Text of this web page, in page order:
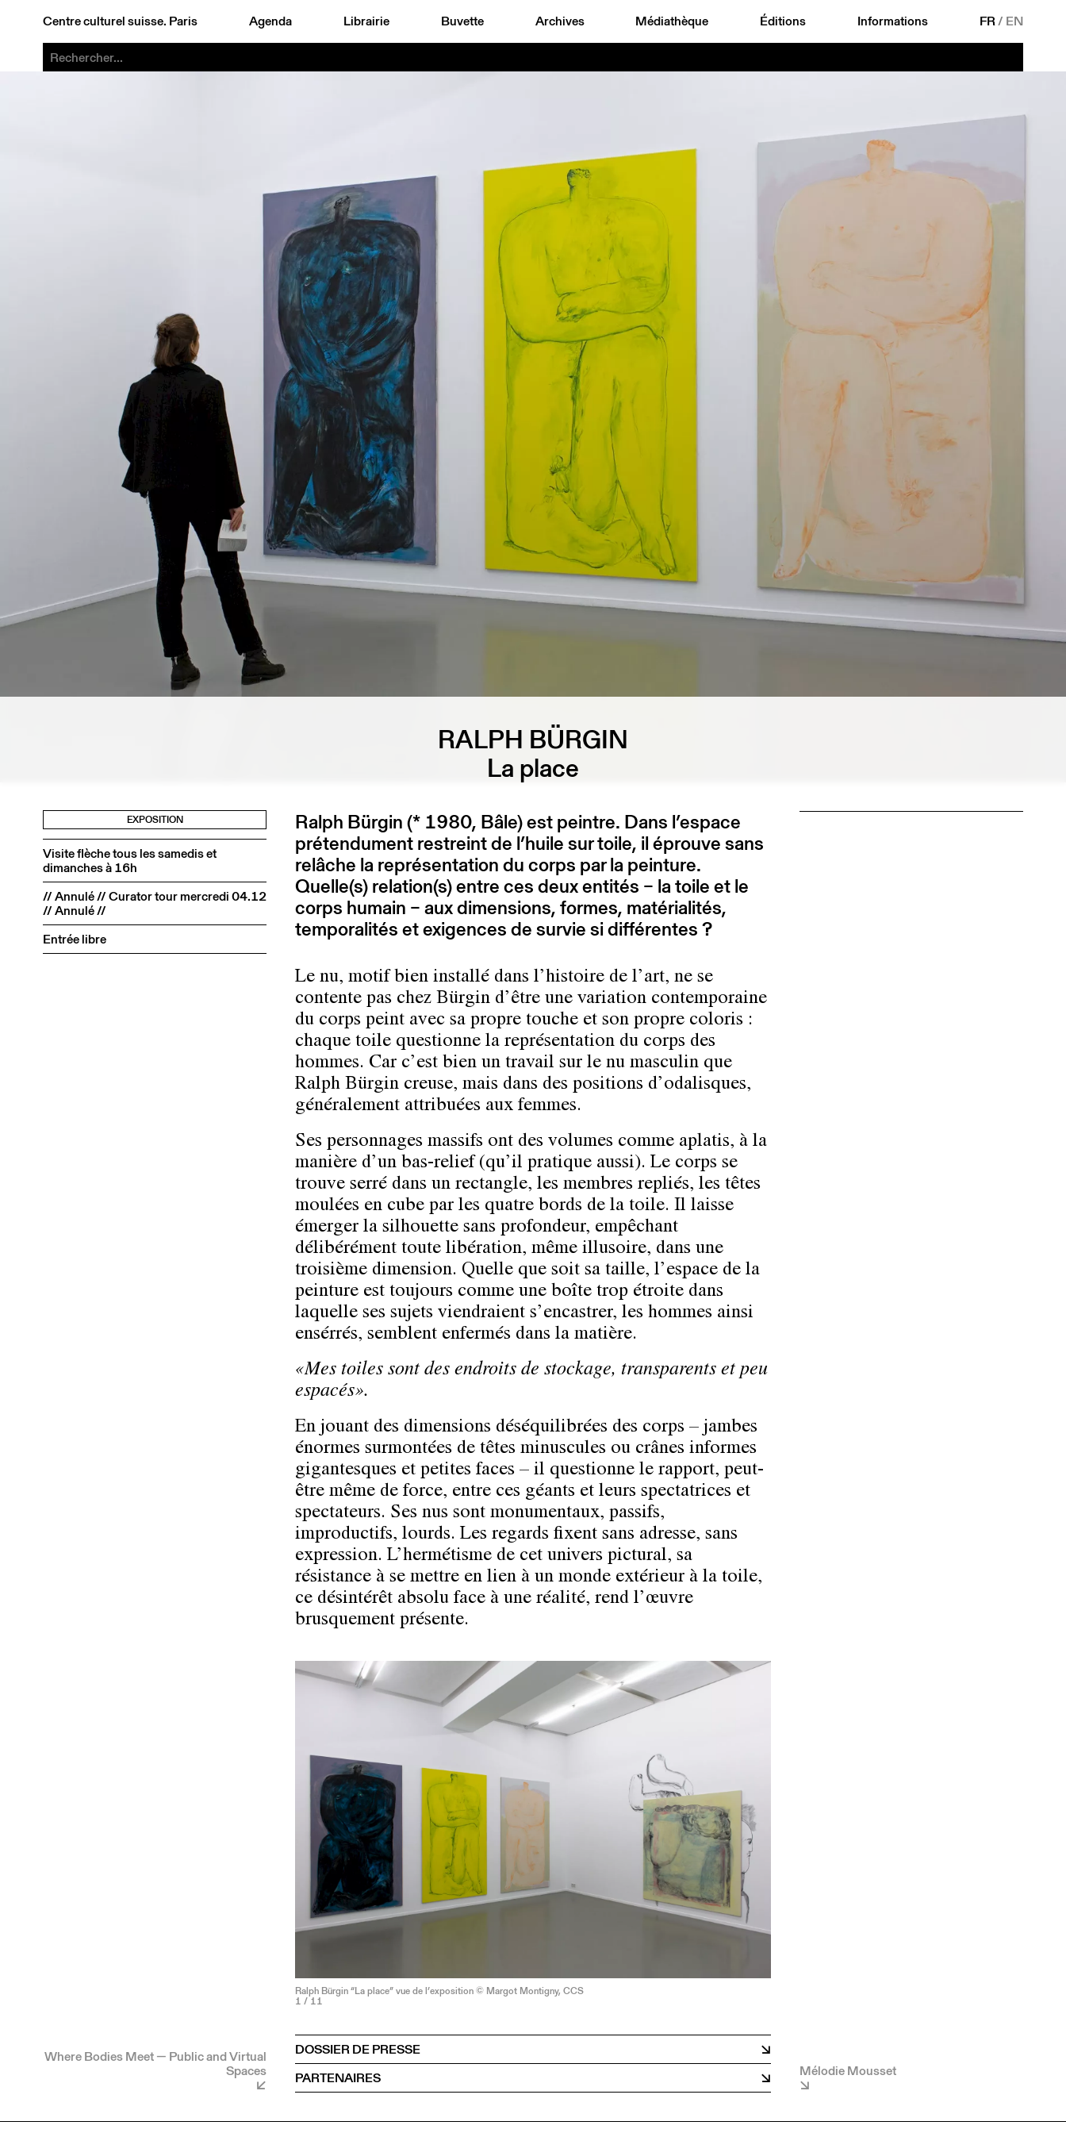
Centre culturel suisse. Paris Agenda Librairie Buvette Archives Médiathèque Éditions Informations FR/ EN
RALPH BÜRGIN
La place
EXPOSITION
Visite flèche tous les samedis et
dimanches à 16h
// Annulé // Curator tour mercredi 04.12
// Annulé //
Entrée libre
Where Bodies Meet — Public and Virtual
Spaces
Ralph Bürgin (* 1980, Bâle) est peintre. Dans l’espace
prétendument restreint de l’huile sur toile, il éprouve sans
relâche la représentation du corps par la peinture.
Quelle(s) relation(s) entre ces deux entités – la toile et le
corps humain – aux dimensions, formes, matérialités,
temporalités et exigences de survie si différentes ?
Le nu, motif bien installé dans l’histoire de l’art, ne se
contente pas chez Bürgin d’être une variation contemporaine
du corps peint avec sa propre touche et son propre coloris :
chaque toile questionne la représentation du corps des
hommes. Car c’est bien un travail sur le nu masculin que
Ralph Bürgin creuse, mais dans des positions d’odalisques,
généralement attribuées aux femmes.
Ses personnages massifs ont des volumes comme aplatis, à la
manière d’un bas-relief (qu’il pratique aussi). Le corps se
trouve serré dans un rectangle, les membres repliés, les têtes
moulées en cube par les quatre bords de la toile. Il laisse
émerger la silhouette sans profondeur, empêchant
délibérément toute libération, même illusoire, dans une
troisième dimension. Quelle que soit sa taille, l’espace de la
peinture est toujours comme une boîte trop étroite dans
laquelle ses sujets viendraient s’encastrer, les hommes ainsi
ensérrés, semblent enfermés dans la matière.
«Mes toiles sont des endroits de stockage, transparents et peu
espacés».
En jouant des dimensions déséquilibrées des corps – jambes
énormes surmontées de têtes minuscules ou crânes informes
gigantesques et petites faces – il questionne le rapport, peut-
être même de force, entre ces géants et leurs spectatrices et
spectateurs. Ses nus sont monumentaux, passifs,
improductifs, lourds. Les regards fixent sans adresse, sans
expression. L’hermétisme de cet univers pictural, sa
résistance à se mettre en lien à un monde extérieur à la toile,
ce désintérêt absolu face à une réalité, rend l’œuvre
brusquement présente.
Ralph Bürgin “La place” vue de l’exposition © Margot Montigny, CCS
1 / 11
DOSSIER DE PRESSE
PARTENAIRES
Mélodie Mousset